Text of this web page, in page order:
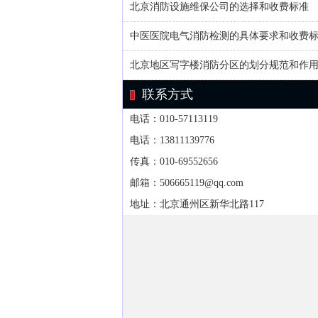
北京消防设施维保公司的选择和收费标准
中医医院电气消防检测的具体要求和收费
北京地区写字楼消防分区的划分规范和作用
联系方式
电话：010-57113119
电话：13811139776
传真：010-69552656
邮箱：506665119@qq.com
地址：北京通州区新华北路117